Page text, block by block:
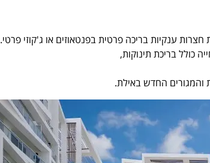
ענקיות בריכה פרטית בפנטאוזים או ג'קוזי פרטי.